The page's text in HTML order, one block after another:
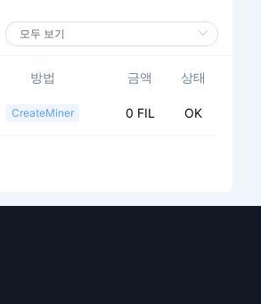
방법 금액 상태
CreateMiner 0 FIL OK